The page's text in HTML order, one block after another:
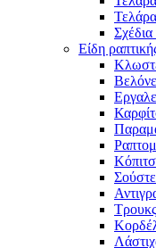
Σχέδια
Είδη
Τρουκς